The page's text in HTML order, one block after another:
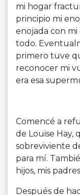
mi hogar
principio mi
enojada con mi
todo.
primero tuve
reconocer mi
era esa
Comencé a
de Louise Hay,
sobreviviente
para mí.
hijos, mis
Después de